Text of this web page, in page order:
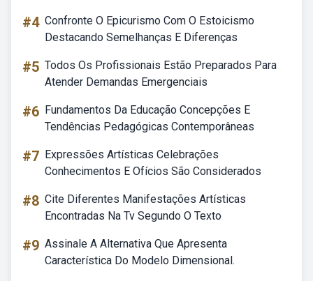
#4 Confronte O Epicurismo Com O Estoicismo
Destacando Semelhanças E Diferenças
#5 Todos Os Profissionais Estão Preparados Para
Atender Demandas Emergenciais
#6 Fundamentos Da Educação Concepções E
Tendências Pedagógicas Contemporâneas
#7 Expressões Artísticas Celebrações
Conhecimentos E Ofícios São Considerados
#8 Cite Diferentes Manifestações Artísticas
Encontradas Na Tv Segundo O Texto
#9 Assinale A Alternativa Que Apresenta
Característica Do Modelo Dimensional.